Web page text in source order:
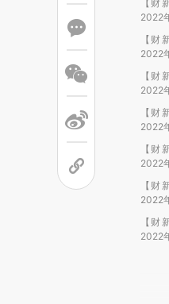
【财
2022
【财
2022
【财
2022
【财
2022
【财
2022
【财
2022
【财
2022